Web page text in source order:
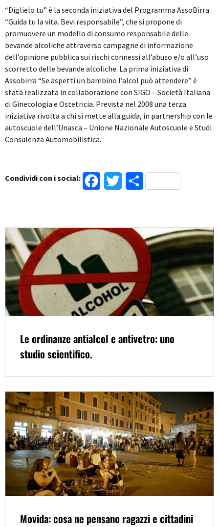
“Diglielo tu” è la seconda iniziativa del Programma AssoBirra
“Guida tu la vita. Bevi responsabile”, che si propone di
promuovere un modello di consumo responsabile delle
bevande alcoliche attraverso campagne di informazione
dell’opinione pubblica sui rischi connessi all’abuso e/o all’uso
scorretto delle bevande alcoliche. La prima iniziativa di
Assobirra “Se aspetti un bambino l’alcol può attendere” è
stata realizzata in collaborazione con SIGO – Società Italiana
di Ginecologia e Ostetricia. Prevista nel 2008 una terza
iniziativa rivolta a chi si mette alla guida, in partnership con le
autoscuole dell’Unasca – Unione Nazionale Autoscuole e Studi
Consulenza Automobilistica.
Condividi con i social: FacebookTwitterCondividi
Le ordinanze antialcol e antivetro: uno
studio scientifico.
Movida: cosa ne pensano ragazzi e cittadini